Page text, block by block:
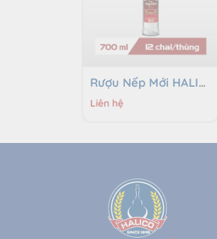
Rượu Nếp Mới HALICO nồng độ 40% HALICO chai 700ml không kèm hộp
Liên hệ